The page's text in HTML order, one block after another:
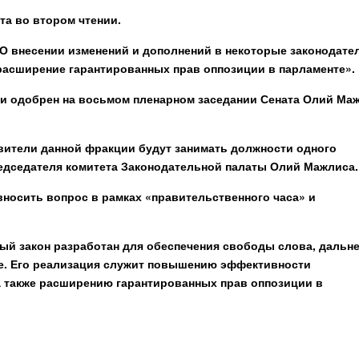
во втором чтении.
изменений и дополнений в некоторые
гарантированных прав оппозиции в парламенте».
одобрен на восьмом пленарном заседании Сената Олий
данной фракции будут занимать должности одного
комитета Законодательной палаты Олий Мажлиса.
вопрос в рамках «правительственного часа» и
закон разработан для обеспечения свободы слова,
Его реализация служит повышению эффективности
также расширению гарантированных прав оппозиции в